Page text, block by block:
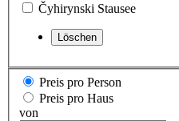
Čyhirynski Stausee
Preis pro Person
Preis pro Haus
von